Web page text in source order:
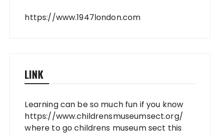
https://www.1947london.com
LINK
Learning can be so much fun if you know
https://www.childrensmuseumsect.org/
where to go childrens museum sect this